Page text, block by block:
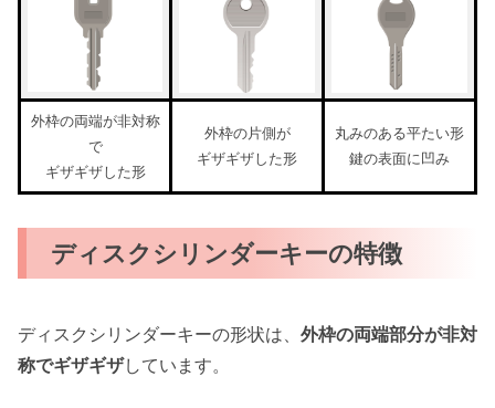
外枠の両端が非対称
で
ギザギザした形
外枠の片側が
ギザギザした形
丸みのある平たい形
鍵の表面に凹み
ディスクシリンダーキーの特徴
ディスクシリンダーキーの形状は、 外枠の両端部分が非対
称でギザギザしています。